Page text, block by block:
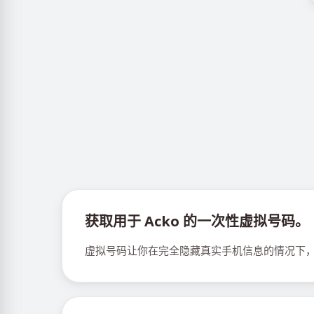
获取用于 Acko 的一次性虚拟号码。
虚拟号码让你在完全隐藏真实手机信息的情况